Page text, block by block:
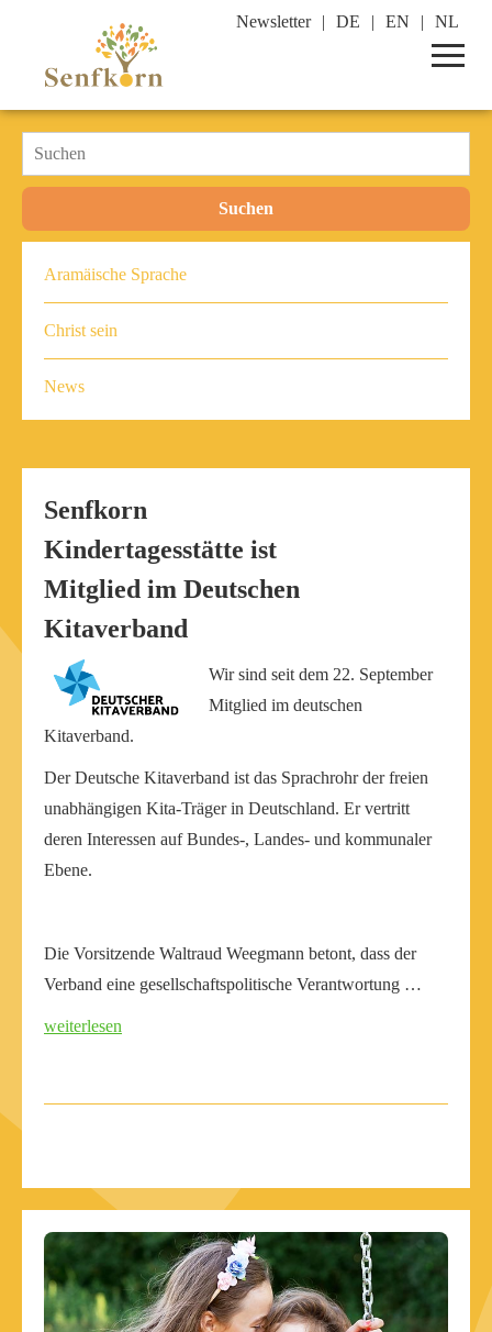
Newsletter DE EN NL
Senfkorn
Kindertagesstätte ist
Mitglied im Deutschen
Kitaverband
Wir sind seit dem 22. September
Mitglied im deutschen
Kitaverband.
Der Deutsche Kitaverband ist das Sprachrohr der freien
unabhängigen Kita-Träger in Deutschland. Er vertritt
deren Interessen auf Bundes-, Landes- und kommunaler
Ebene.
Die Vorsitzende Waltraud Weegmann betont, dass der
Verband eine gesellschaftspolitische Verantwortung …
weiterlesen
Suchen
Aramäische Sprache
Christ sein
News